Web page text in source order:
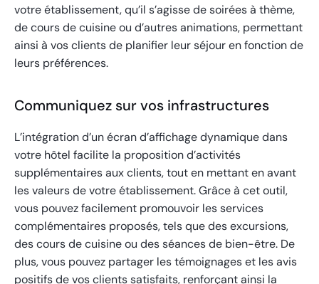
votre établissement, qu’il s’agisse de soirées à thème,
de cours de cuisine ou d’autres animations, permettant
ainsi à vos clients de planifier leur séjour en fonction de
leurs préférences.
Communiquez sur vos infrastructures
L’intégration d’un écran d’affichage dynamique dans
votre hôtel facilite la proposition d’activités
supplémentaires aux clients, tout en mettant en avant
les valeurs de votre établissement. Grâce à cet outil,
vous pouvez facilement promouvoir les services
complémentaires proposés, tels que des excursions,
des cours de cuisine ou des séances de bien-être. De
plus, vous pouvez partager les témoignages et les avis
positifs de vos clients satisfaits, renforçant ainsi la